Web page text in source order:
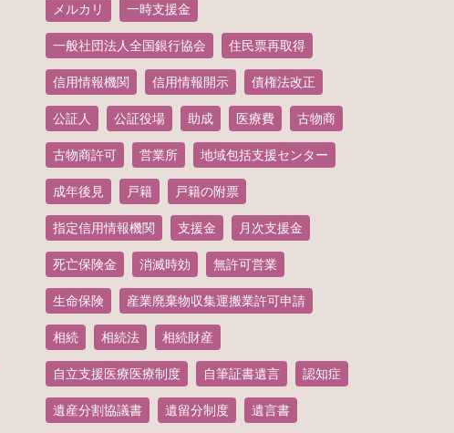
メルカリ 一時支援金
一般社団法人全国銀行協会 住民票再取得
信用情報機関 信用情報開示 債権法改正
公証人 公証役場 助成 医療費 古物商
古物商許可 営業所 地域包括支援センター
成年後見 戸籍 戸籍の附票
指定信用情報機関 支援金 月次支援金
死亡保険金 消滅時効 無許可営業
生命保険 産業廃棄物収集運搬業許可申請
相続 相続法 相続財産
自立支援医療医療制度 自筆証書遺言 認知症
遺産分割協議書 遺留分制度 遺言書